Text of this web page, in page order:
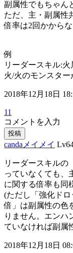
副属性でもちゃん
ただ、主・副属性
倍率は2回かから
例
リーダースキル:
火/火のモンスター
2018年12月18日
11
コメントを入力
投稿
candaメイメイ
リーダースキル
っていなくても、
に関する倍率も同
(ただし「強化ド
倍」は副属性の色
りません。エンハ
ていなければ副属
2018年12月18日